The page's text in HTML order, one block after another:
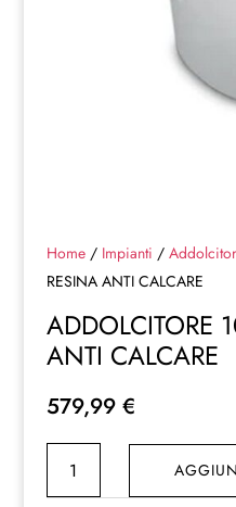
Home/ Impianti /
RESINA ANTI CALCARE
ADDOLCITORE
ANTI CALCARE
579,99 €